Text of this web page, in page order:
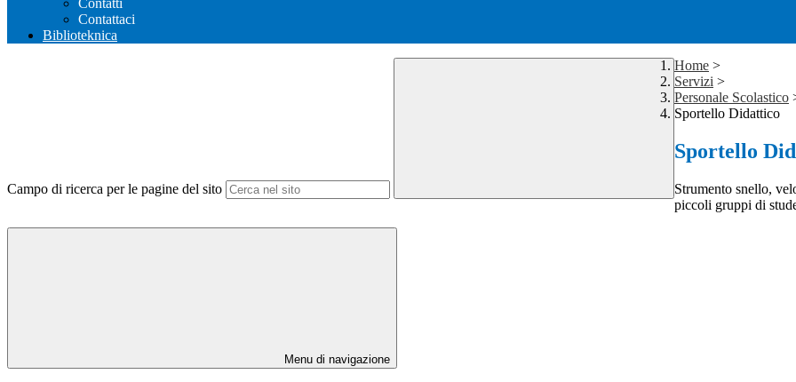
Contatti
Contattaci
Biblioteknica
Campo di ricerca per le pagine del sito
Home >
Servizi >
Personale Scolastico
Sportello Didattico
Sportello
Strumento snello,
piccoli gruppi di
Menu di navigazione